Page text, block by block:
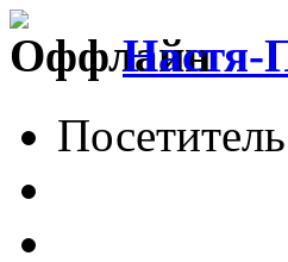
Настя-
Посетитель